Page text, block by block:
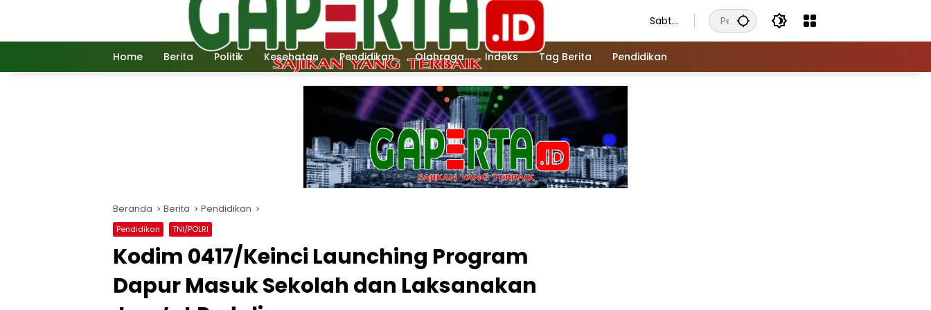
Sabtu
Agust
us
Home Berita Politik Kesehatan Pendidikan Olahraga Indeks Tag Berita Pendidikan
Beranda Berita Pendidikan
Pendidikan TNI/POLRI
Kodim 0417/Keinci Launching Program
Dapur Masuk Sekolah dan Laksanakan